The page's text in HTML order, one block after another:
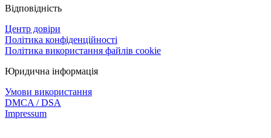
Відповідність
Центр довіри
Політика конфіденційності
Політика використання файлів cookie
Юридична інформація
Умови використання
DMCA / DSA
Impressum